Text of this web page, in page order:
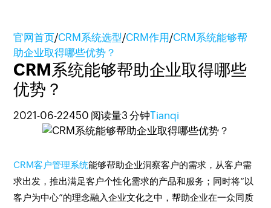
官网首页/CRM系统选型/CRM作用/CRM系统能够帮
助企业取得哪些优势？
CRM系统能够帮助企业取得哪些
优势？
2021-06-22450 阅读量3 分钟Tianqi
CRM客户管理系统能够帮助企业洞察客户的需求，从客户需
求出发，推出满足客户个性化需求的产品和服务；同时将“以
客户为中心”的理念融入企业文化之中，帮助企业在一众同质